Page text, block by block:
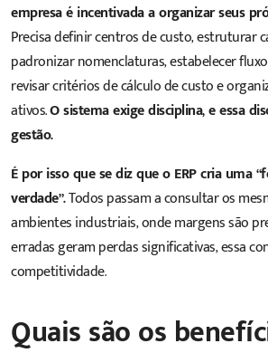
empresa é incentivada a organizar seus
Precisa definir centros de custo, estruturar
padronizar nomenclaturas, estabelecer
revisar critérios de cálculo de custo e
ativos.O sistema exige disciplina, e essa
gestão.
É por isso que se diz que o ERP cria uma
verdade”.Todos passam a consultar os
ambientes industriais, onde margens são
erradas geram perdas significativas, essa
competitividade.
Quais são os